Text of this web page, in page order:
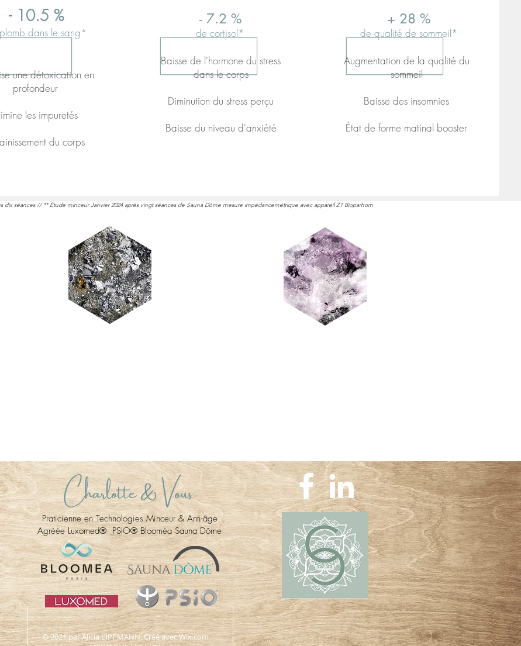
- 10.5 %
dans le sang*
une détoxication en
profondeur
les impuretés
du corps
- 7.2 %
de cortisol*
Baisse de l'hormone du stress
dans le corps
Diminution du stress perçu
Baisse du niveau d'anxiété
+ 28 %
de qualité de sommeil*
Augmentation de la qualité du
sommeil
Baisse des insomnies
État de forme matinal booster
dix séances // ** Étude minceur Janvier 2024 après vingt séances de Sauna Dôme mesure impédancemétrique avec appareil Z1 Bioparhom
Praticienne en Technologies Minceur & Anti-âge
Agréée Luxomed® PSIO® Blooméa Sauna Dôme
© 2021 par Alicia LIPPMANN. Créé avecWix.com